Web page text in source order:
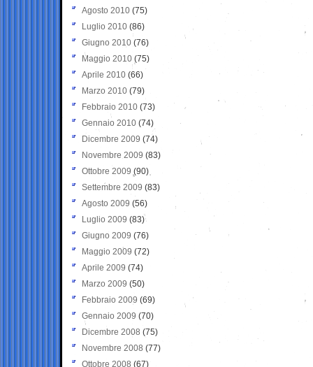
Agosto 2010 (75)
Luglio 2010 (86)
Giugno 2010 (76)
Maggio 2010 (75)
Aprile 2010 (66)
Marzo 2010 (79)
Febbraio 2010 (73)
Gennaio 2010 (74)
Dicembre 2009 (74)
Novembre 2009 (83)
Ottobre 2009 (90)
Settembre 2009 (83)
Agosto 2009 (56)
Luglio 2009 (83)
Giugno 2009 (76)
Maggio 2009 (72)
Aprile 2009 (74)
Marzo 2009 (50)
Febbraio 2009 (69)
Gennaio 2009 (70)
Dicembre 2008 (75)
Novembre 2008 (77)
Ottobre 2008 (67)